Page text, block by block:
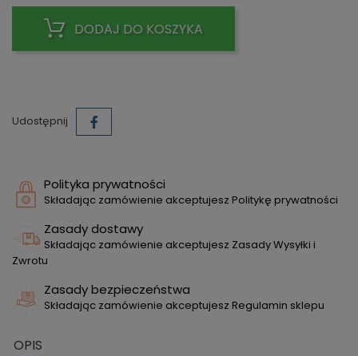
DODAJ DO KOSZYKA
Udostępnij
Polityka prywatności
Składając zamówienie akceptujesz Politykę prywatności
Zasady dostawy
Składając zamówienie akceptujesz Zasady Wysyłki i
Zwrotu
Zasady bezpieczeństwa
Składając zamówienie akceptujesz Regulamin sklepu
OPIS